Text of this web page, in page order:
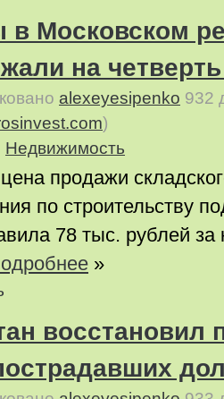
в Московском
на четверть
alexeyesipenko 932
)
Недвижимость
продажи
по строительству
78 тыс. рублей
»
восстановил